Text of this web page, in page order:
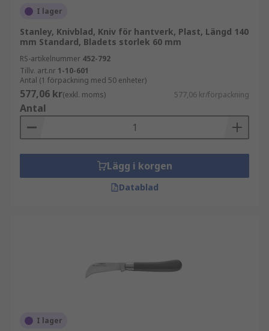
I lager
Stanley, Knivblad, Kniv för hantverk, Plast, Längd 140
mm Standard, Bladets storlek 60 mm
RS-artikelnummer 452-792
Tillv. art.nr 1-10-601
Antal (1 förpackning med 50 enheter)
577,06 kr(exkl. moms) 577,06 kr/förpackning
Antal
Lägg i korgen
Datablad
I lager